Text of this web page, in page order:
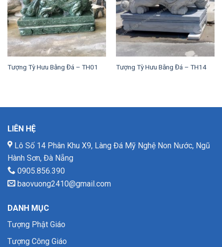
Tượng Tỳ Hưu Bằng Đá – TH01 Tượng Tỳ Hưu Bằng Đá – TH14
LIÊN HỆ
Lô Số 14 Phân Khu X9, Làng Đá Mỹ Nghệ Non Nước, Ngũ
Hành Sơn, Đà Nẵng
0905.856.390
baovuong2410@gmail.com
DANH MỤC
Tượng Phật Giáo
Tượng Công Giáo